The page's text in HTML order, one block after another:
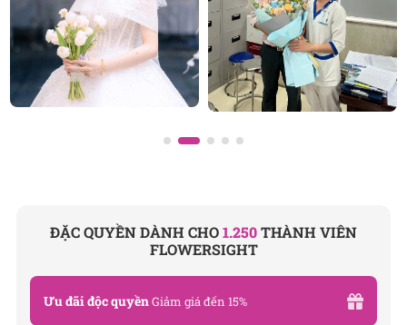
Website:https://flowersight.com/
Đánh giá product này
ĐẶC QUYỀN DÀNH CHO1.250THÀNH VIÊN
FLOWERSIGHT
Ưu đãi độc quyềnGiảm giá đến 15%